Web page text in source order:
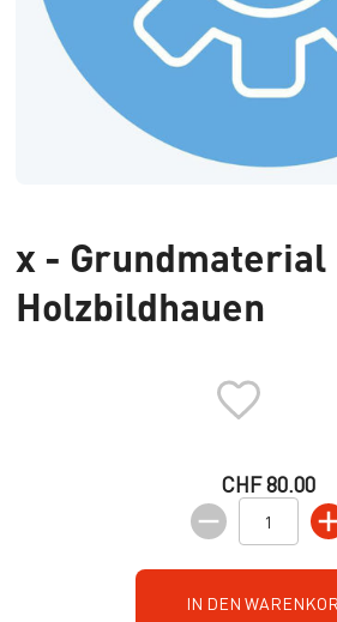
x - Grundmaterial
Holzbildhauen
CHF 80.00
IN DEN